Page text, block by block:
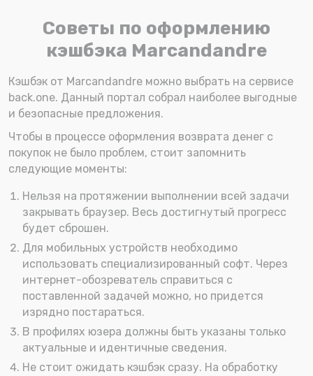
Советы по оформлению
кэшбэка Marcandandre
Кэшбэк от Marcandandre можно выбрать на сервисе
back.one. Данный портал собрал наиболее выгодные
и безопасные предложения.
Чтобы в процессе оформления возврата денег с
покупок не было проблем, стоит запомнить
следующие моменты:
Нельзя на протяжении выполнении всей задачи
закрывать браузер. Весь достигнутый прогресс
будет сброшен.
Для мобильных устройств необходимо
использовать специализированный софт. Через
интернет-обозреватель справиться с
поставленной задачей можно, но придется
изрядно постараться.
В профилях юзера должны быть указаны только
актуальные и идентичные сведения.
Не стоит ожидать кэшбэк сразу. На обработку